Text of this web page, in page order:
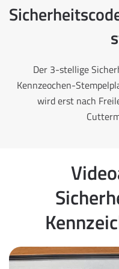
Der 3-stellige
Kennzeochen-
wird erst nach